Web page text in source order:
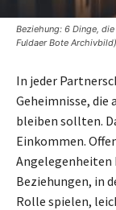
Beziehung: 6 Dinge,
Fuldaer Bote Archivbild)
In jeder
Geheimnisse, die
bleiben sollten.
Einkommen.
Angelegenheiten
Beziehungen, in
Rolle spielen,